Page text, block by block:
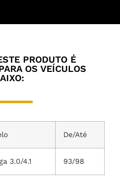
PRODUTO É
OS VEÍCULOS
De/Até
3.0/4.1 93/98